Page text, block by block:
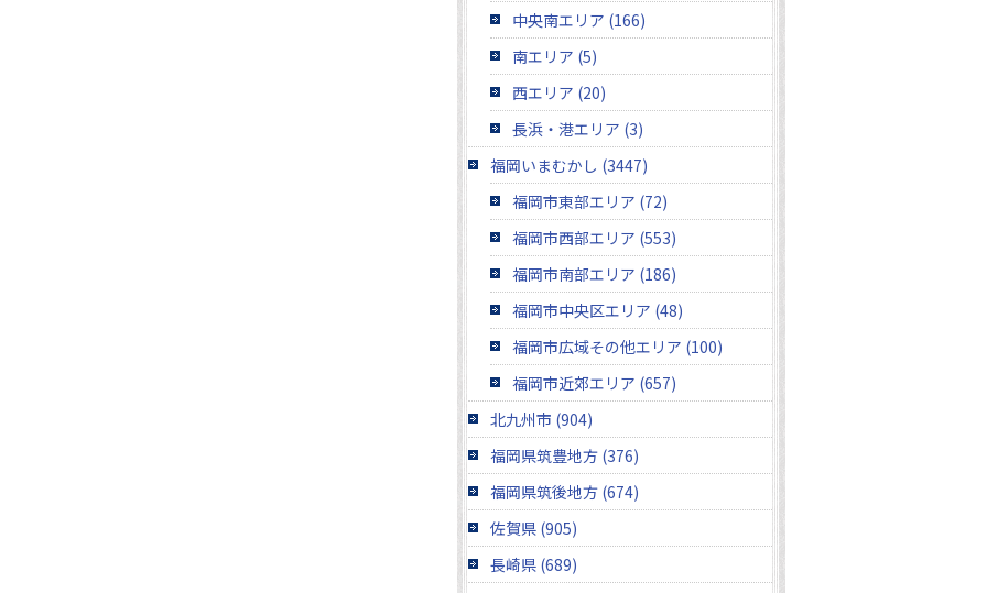
中央南エリア (166)
南エリア (5)
西エリア (20)
長浜・港エリア (3)
福岡いまむかし (3447)
福岡市東部エリア (72)
福岡市西部エリア (553)
福岡市南部エリア (186)
福岡市中央区エリア (48)
福岡市広域その他エリア (100)
福岡市近郊エリア (657)
北九州市 (904)
福岡県筑豊地方 (376)
福岡県筑後地方 (674)
佐賀県 (905)
長崎県 (689)